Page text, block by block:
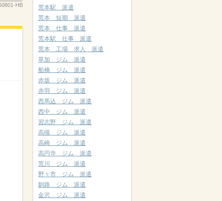
HB
荒本駅 派遣
荒本 短期 派遣
荒本 仕事 派遣
荒本駅 仕事 派遣
荒本 工場 求人 派遣
草加 ジム 派遣
船橋 ジム 派遣
赤坂 ジム 派遣
赤羽 ジム 派遣
西馬込 ジム 派遣
西中 ジム 派遣
習志野 ジム 派遣
高槻 ジム 派遣
高崎 ジム 派遣
高円寺 ジム 派遣
荒川 ジム 派遣
野々市 ジム 派遣
釧路 ジム 派遣
金沢 ジム 派遣